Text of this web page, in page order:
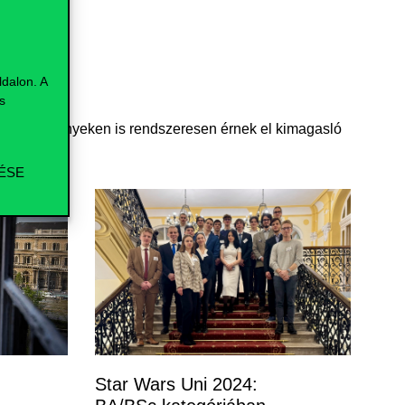
A
versenyeken is rendszeresen érnek el kimagasló
Star Wars Uni 2024: